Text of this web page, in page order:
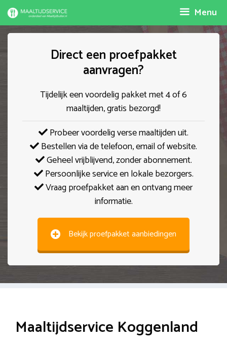
Spring
naar
inhoud
Menu
Direct een proefpakket
aanvragen?
Tijdelijk een voordelig pakket met 4 of 6
maaltijden, gratis bezorgd!
Probeer voordelig verse maaltijden uit.
Bestellen via de telefoon, email of website.
Geheel vrijblijvend, zonder abonnement.
Persoonlijke service en lokale bezorgers.
Vraag proefpakket aan en ontvang meer
informatie.
Bekijk proefpakket aanbiedingen
Maaltijdservice Koggenland